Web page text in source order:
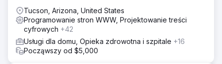
Tucson, Arizona, United States
Programowanie stron WWW, Projektowanie treści
cyfrowych +42
Usługi dla domu, Opieka zdrowotna i szpitale +16
Począwszy od $5,000